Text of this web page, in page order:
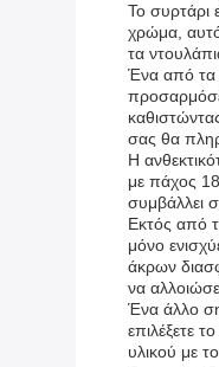
Το συρτάρι
χρώμα,
τα
Ένα από τα
σας θα
Η
με πάχος
συμβάλλει
Εκτός από
μόνο
άκρων
να
Ένα άλλο
επιλέξετε
υλικού με